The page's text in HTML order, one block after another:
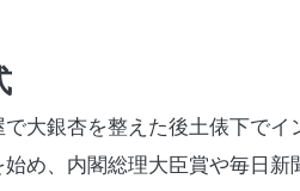
大銀杏を整えた後土俵下で
め、内閣総理大臣賞や毎日